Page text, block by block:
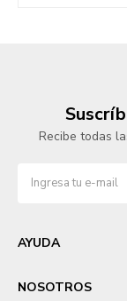
Recibe todas
AYUDA
NOSOTROS